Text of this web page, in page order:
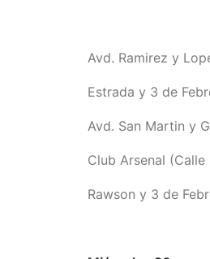
Avd. Ramirez y
Estrada y 3 de
Avd. San Martin y
Club Arsenal
Rawson y 3 de